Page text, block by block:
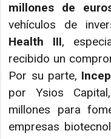
millones de
vehículos de
Health III,
recibido un
Por su parte,
por Ysios
millones para
empresas